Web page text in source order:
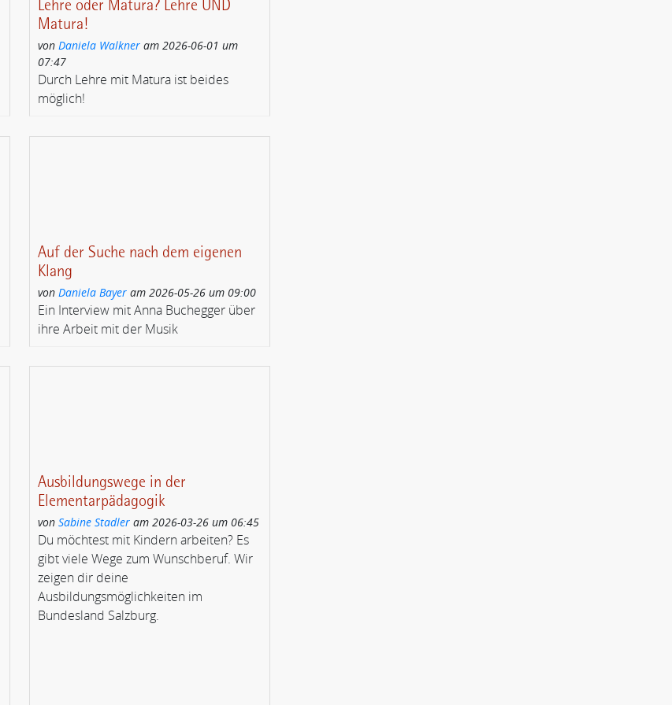
Lehre oder Matura? Lehre UND
Matura!
vonDaniela Walkner am 2026-06-01 um
07:47
Durch Lehre mit Matura ist beides
möglich!
Auf der Suche nach dem eigenen
Klang
von Daniela Bayer am 2026-05-26 um 09:00
Ein Interview mit Anna Buchegger über
ihre Arbeit mit der Musik
Ausbildungswege in der
Elementarpädagogik
vonSabine Stadler am 2026-03-26 um 06:45
Du möchtest mit Kindern arbeiten? Es
gibt viele Wege zum Wunschberuf. Wir
zeigen dir deine
Ausbildungsmöglichkeiten im
Bundesland Salzburg.